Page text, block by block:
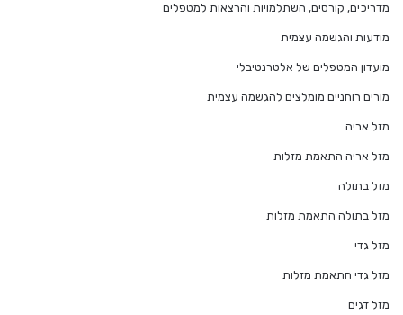
מדריכים, קורסים, השתלמויות והרצאות למטפלים
מודעות והגשמה עצמית
מועדון המטפלים של אלטרנטיבלי
מורים רוחניים מומלצים להגשמה עצמית
מזל אריה
מזל אריה התאמת מזלות
מזל בתולה
מזל בתולה התאמת מזלות
מזל גדי
מזל גדי התאמת מזלות
מזל דגים